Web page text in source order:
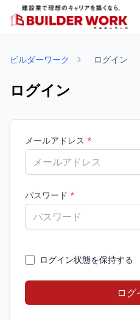
ビルダーワーク ログイン
ログイン
メールアドレス *
パスワード *
ログイン状態を保持する
ログ